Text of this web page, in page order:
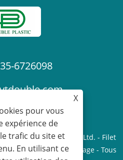
6726098
Plastic Industry Co., Ltd. - Filet
sécurité pour échafaudage - Tous
X
pour vous
expérience de
trafic du site et
En utilisant ce